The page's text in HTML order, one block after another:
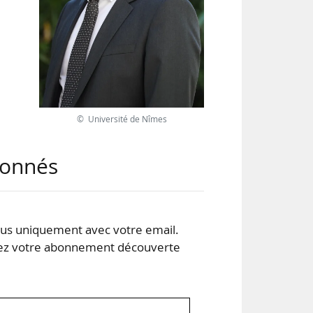
© Université de Nîmes
uniquement avec votre email.
votre abonnement découverte